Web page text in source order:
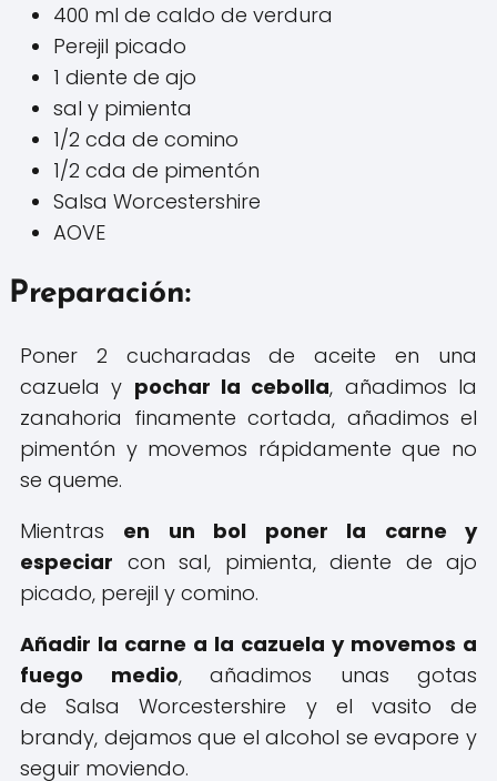
400 ml de caldo de verdura
Perejil picado
1 diente de ajo
sal y pimienta
1/2 cda de comino
1/2 cda de pimentón
Salsa Worcestershire
AOVE
Preparación:
Poner 2 cucharadas de aceite en una
cazuela y pochar la cebolla, añadimos la
zanahoria finamente cortada, añadimos el
pimentón y movemos rápidamente que no
se queme.
Mientras en un bol poner la carne y
especiar con sal, pimienta, diente de ajo
picado, perejil y comino.
Añadir la carne a la cazuela y movemos a
fuego medio, añadimos unas gotas
de Salsa Worcestershire y el vasito de
brandy, dejamos que el alcohol se evapore y
seguir moviendo.